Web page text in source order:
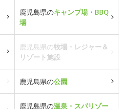
鹿児島県のキャンプ場・BBQ
場
鹿児島県の牧場・レジャー＆
リゾート施設
鹿児島県の公園
鹿児島県の温泉・スパリゾー